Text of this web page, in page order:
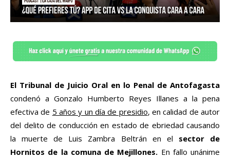
El Tribunal de Juicio Oral en lo Penal de Antofagasta
condenó a Gonzalo Humberto Reyes Illanes a la pena
efectiva de 5 años y un día de presidio, en calidad de autor
del delito de conducción en estado de ebriedad causando
la muerte de Luis Zambra Beltrán en el sector de
Hornitos de la comuna de Mejillones. En fallo unánime